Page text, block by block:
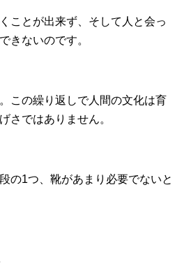
ことが出来ず、そして人と会っ
きないのです。
この繰り返しで人間の文化は育
さではありません。
の1つ、靴があまり必要でないと